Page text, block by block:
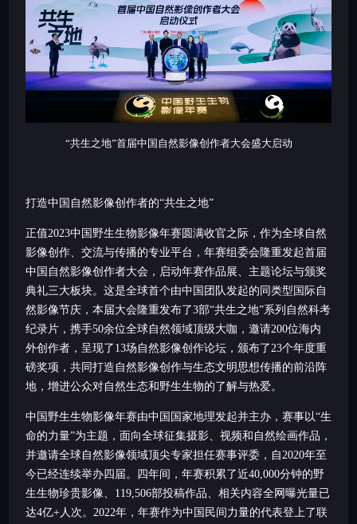
“共生之地”首届中国自然影像创作者大会盛大启动
打造中国自然影像创作者的“共生之地”
正值2023中国野生生物影像年赛圆满收官之际，作为全球自然
影像创作、交流与传播的专业平台，年赛组委会隆重发起首届
中国自然影像创作者大会，启动年赛作品展、主题论坛与颁奖
典礼三大板块。这是全球首个由中国团队发起的同类型国际自
然影像节庆，本届大会隆重发布了3部“共生之地”系列自然科考
纪录片，携手50余位全球自然领域顶级大咖，邀请200位海内
外创作者，呈现了13场自然影像创作论坛，颁布了23个年度重
磅奖项，共同打造自然影像创作与生态文明思想传播的前沿阵
地，增进公众对自然生态和野生生物的了解与热爱。
中国野生生物影像年赛由中国国家地理发起并主办，赛事以“生
命的力量”为主题，面向全球征集摄影、视频和自然绘画作品，
并邀请全球自然影像领域顶尖专家担任赛事评委，自2020年至
今已经连续举办四届。四年间，年赛积累了近40,000分钟的野
生生物珍贵影像、119,506部投稿作品、相关内容全网曝光量已
达4亿+人次。2022年，年赛作为中国民间力量的代表登上了联